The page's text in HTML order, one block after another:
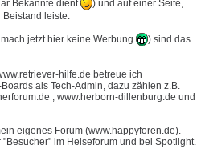
Bekannte dient
) und auf einer Seite,
leiste.
jetzt hier keine Werbung
) sind das
hilfe.de betreue ich
als Tech-Admin, dazu zählen z.B.
, www.herborn-dillenburg.de und
eigenes Forum (www.happyforen.de).
im Heiseforum und bei Spotlight.